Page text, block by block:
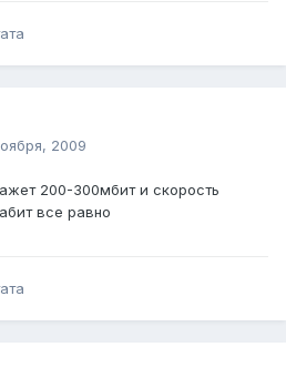
2009
200-300мбит и скорость
все равно